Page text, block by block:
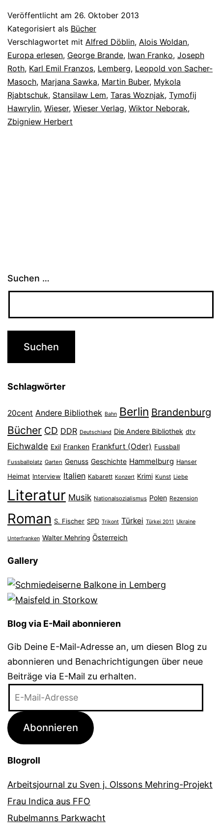
Veröffentlicht am 26. Oktober 2013
Kategorisiert als Bücher
Verschlagwortet mit Alfred Döblin, Alois Woldan,
Europa erlesen, George Brande, Iwan Franko, Joseph
Roth, Karl Emil Franzos, Lemberg, Leopold von Sacher-
Masoch, Marjana Sawka, Martin Buber, Mykola
Rjabtschuk, Stansilaw Lem, Taras Woznjak, Tymofij
Hawrylin, Wieser, Wieser Verlag, Wiktor Neborak,
Zbigniew Herbert
Suchen …
Schlagwörter
20cent Andere Bibliothek Bahn Berlin Brandenburg
Bücher CD DDR Deutschland Die Andere Bibliothek dtv
Eichwalde Exil Franken Frankfurt (Oder) Fussball
Fussballplatz Garten Genuss Geschichte Hammelburg Hanser
Heimat Interview Italien Kabarett Konzert Krimi Kunst Liebe
Literatur Musik Nationalsozialismus Polen Rezension
Roman S. Fischer SPD Trikont Türkei Türkei 2011 Ukraine
Unterfranken Walter Mehring Österreich
Gallery
Blog via E-Mail abonnieren
Gib Deine E-Mail-Adresse an, um diesen Blog zu
abonnieren und Benachrichtigungen über neue
Beiträge via E-Mail zu erhalten.
Adresse
Abonnieren
Blogroll
Arbeitsjournal zu Sven j. Olssons Mehring-Projekt
Frau Indica aus FFO
Rubelmanns Parkwacht